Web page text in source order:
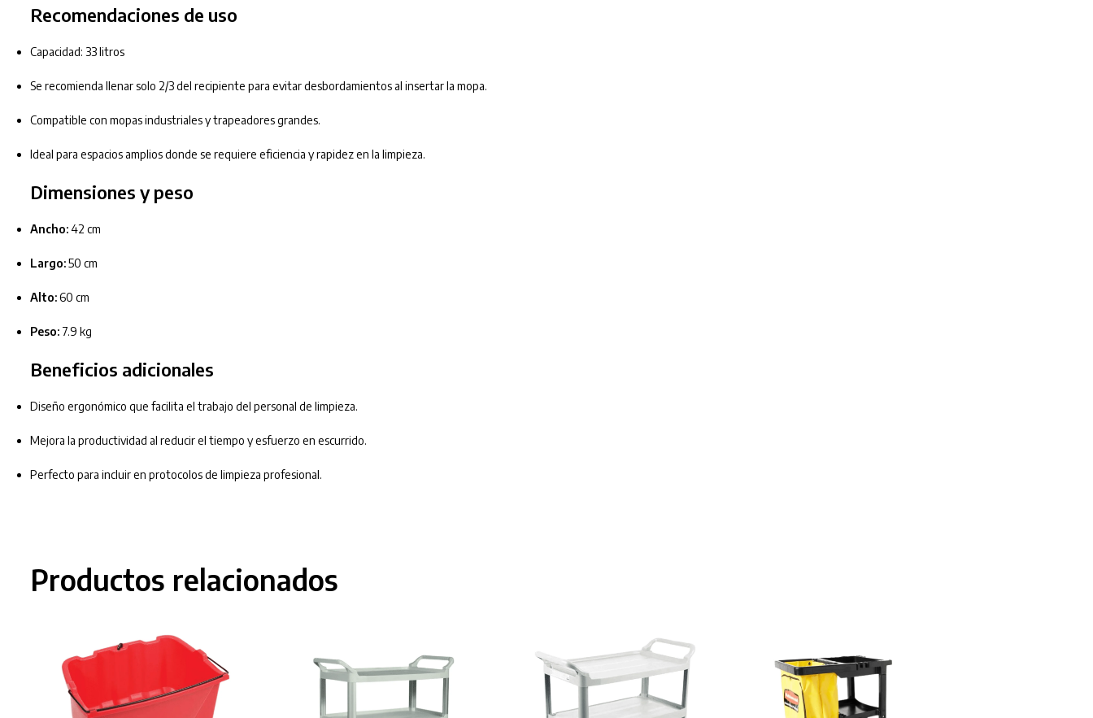
Recomendaciones de uso
Capacidad: 33 litros
Se recomienda llenar solo 2/3 del recipiente para evitar desbordamientos al insertar la mopa.
Compatible con mopas industriales y trapeadores grandes.
Ideal para espacios amplios donde se requiere eficiencia y rapidez en la limpieza.
Dimensiones y peso
Ancho:42 cm
Largo:50 cm
Alto:60 cm
Peso:7.9 kg
Beneficios adicionales
Diseño ergonómico que facilita el trabajo del personal de limpieza.
Mejora la productividad al reducir el tiempo y esfuerzo en escurrido.
Perfecto para incluir en protocolos de limpieza profesional.
Productos relacionados